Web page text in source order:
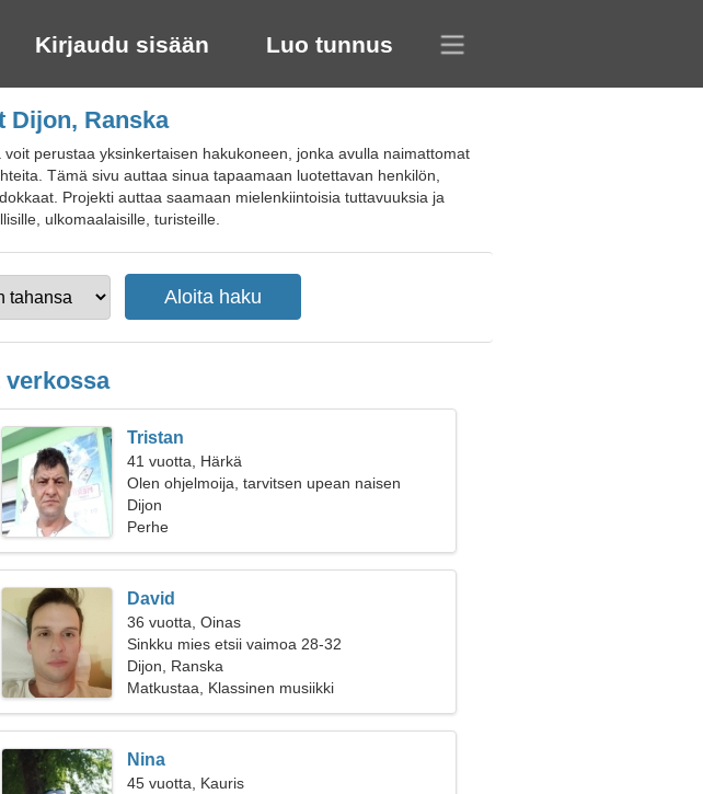
Kirjaudu sisään Luo tunnus
Dijon, Ranska
perustaa yksinkertaisen hakukoneen, jonka avulla naimattomat
Tämä sivu auttaa sinua tapaamaan luotettavan henkilön,
Projekti auttaa saamaan mielenkiintoisia tuttavuuksia ja
ulkomaalaisille, turisteille.
verkossa
Tristan
41 vuotta, Härkä
Olen ohjelmoija, tarvitsen upean naisen
Dijon
Perhe
David
36 vuotta, Oinas
Sinkku mies etsii vaimoa 28-32
Dijon, Ranska
Matkustaa, Klassinen musiikki
Nina
45 vuotta, Kauris